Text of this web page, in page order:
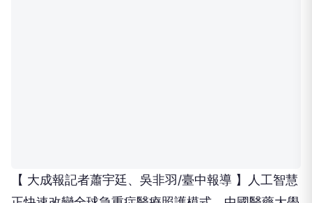
【 大成報記者蕭宇廷、吳非羽/臺中報導 】人工智慧